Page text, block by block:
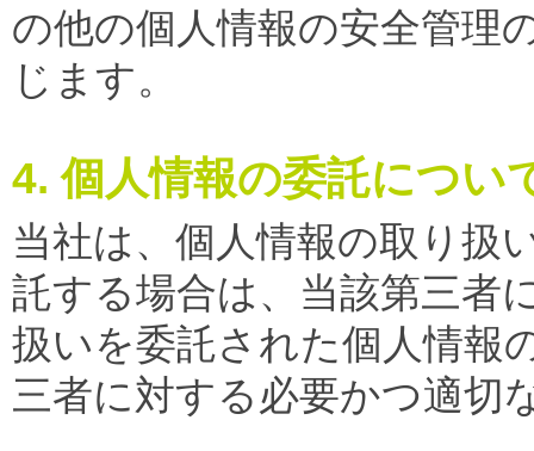
の他の個人情報の安全管理
じます。
4. 個人情報の委託につい
当社は、個人情報の取り扱
託する場合は、当該第三者
扱いを委託された個人情報
三者に対する必要かつ適切